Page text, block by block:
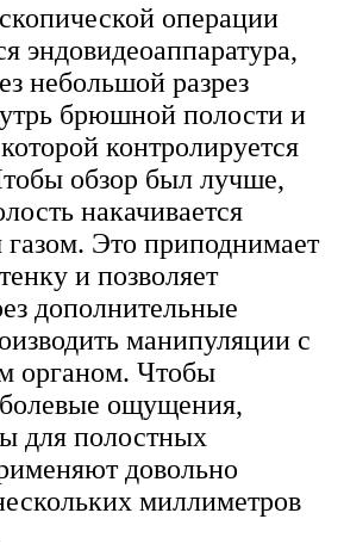
операции
эндовидеоаппаратура,
небольшой разрез
брюшной полости и
контролируется
обзор был лучше,
накачивается
Это приподнимает
и позволяет
дополнительные
манипуляции с
органом. Чтобы
ощущения,
для полостных
довольно
миллиметров